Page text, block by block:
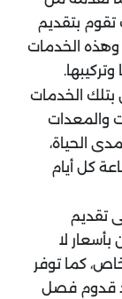
تقوم بتقديم
وهذه الخدمات
بتلك الخدمات
والمعدات
الحياة،
كل أيام
تقديم
لا
كما توفر
قدوم فصل